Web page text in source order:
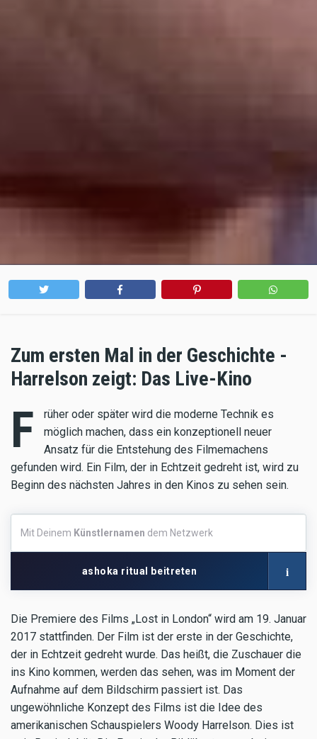
Zum ersten Mal in der Geschichte -
Harrelson zeigt: Das Live-Kino
F
rüher oder später wird die moderne Technik es
möglich machen, dass ein konzeptionell neuer
Ansatz für die Entstehung des Filmemachens
gefunden wird. Ein Film, der in Echtzeit gedreht ist, wird zu
Beginn des nächsten Jahres in den Kinos zu sehen sein.
Deinem
Künstlernamen
Mit Deinem Künstlernamen dem Netzwerk
ashoka ritual beitreten i
Die Premiere des Films „Lost in London“ wird am 19. Januar
2017 stattfinden. Der Film ist der erste in der Geschichte,
der in Echtzeit gedreht wurde. Das heißt, die Zuschauer die
ins Kino kommen, werden das sehen, was im Moment der
Aufnahme auf dem Bildschirm passiert ist. Das
ungewöhnliche Konzept des Films ist die Idee des
amerikanischen Schauspielers Woody Harrelson. Dies ist